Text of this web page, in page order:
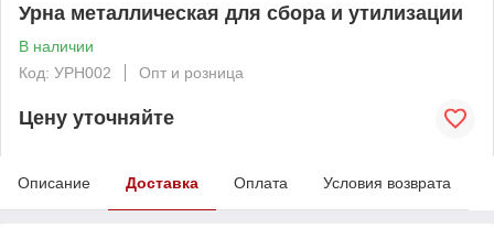
Урна металлическая для сбора и утилизации
В наличии
Код: УРН002
Опт и розница
Цену уточняйте
Описание Доставка Оплата Условия возврата